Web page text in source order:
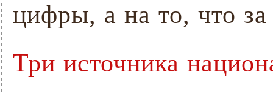
цифры, а на то, что
Три источника